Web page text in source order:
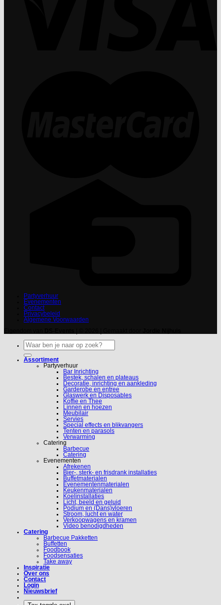
Partyverhuur
Evenementen
Contact
Privacybeleid
Algemene Voorwaarden
Zoeken
naar:
Assortiment
Partyverhuur
Bar Inrichting
Bestek, schalen en plateaus
Decoratie, inrichting en aankleding
Garderobe en entree
Glaswerk en Disposables
Koffie en Thee
Linnen en hoezen
Meubilair
Servies
Special effects en blikvangers
Tenten en parasols
Verwarming
Catering
Barbecue
Catering
Evenementen
Afrekenen
Bier-, sterk- en frisdrank installaties
Buffetmaterialen
Evenementenmaterialen
Keukenmaterialen
Koelinstallaties
Licht, beeld en geluid
Podium en (Dans)vloeren
Stroom, lucht en water
Verkoopwagens en kramen
Video benodigdheden
Catering
Barbecue Pakketten
Buffetten
Foodbook
Foodsensaties
Take away
Inspiratie
Over ons
Contact
Login
Nieuwsbrief